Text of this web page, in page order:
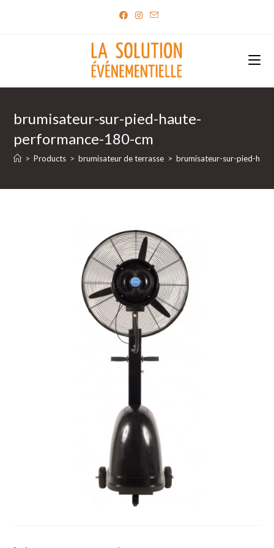
brumisateur-sur-pied-haute-
performance-180-cm
> Products > brumisateur de terrasse > brumisateur-sur-pied-